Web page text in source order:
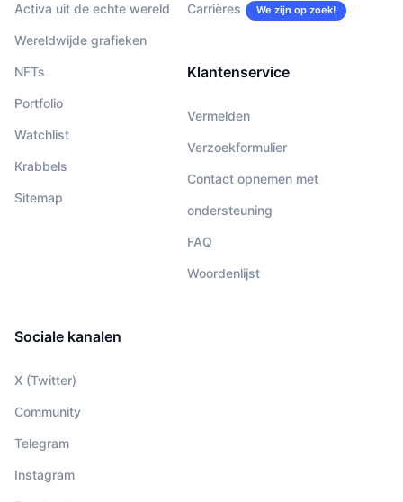
Activa uit de echte wereld
Wereldwijde grafieken
NFTs
Portfolio
Watchlist
Krabbels
Sitemap
Carrières We zijn op zoek!
Klantenservice
Vermelden
Verzoekformulier
Contact opnemen met
ondersteuning
FAQ
Woordenlijst
Sociale kanalen
X (Twitter)
Community
Telegram
Instagram